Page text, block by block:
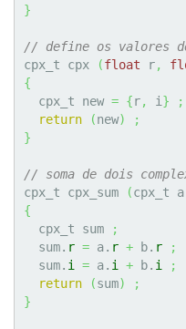
}
// define os valores de
cpx_t cpx
(float r,
{
  cpx_t new
= {r, i }
;
return
(new)
;
}
// soma de dois
cpx_t cpx_sum
(cpx_t a
{
  cpx_t sum
;
  sum.
r = a. r + b. r
;
  sum.
i = a. i + b. i
;
return
(sum)
;
}